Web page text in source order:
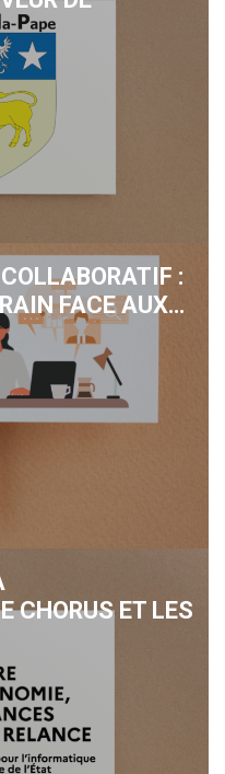
:
FACE AUX…
CHORUS ET LES